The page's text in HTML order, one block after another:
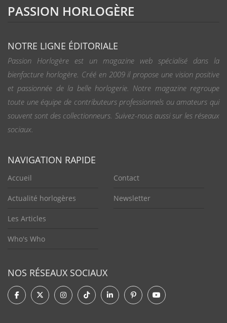
PASSION HORLOGÈRE
NOTRE LIGNE ÉDITORIALE
Passion Horlogère est un magazine web spécialisé dans la
bienfacture horlogère. Créé en 2009 il propose une vision positive
et passionnée de la belle horlogerie. Notre magazine regroupe
toute une équipe de contributeurs professionnels ou amateurs qui
souvent sont des collectionneurs. Suivez-nous aussi sur les réseaux
sociaux.
NAVIGATION RAPIDE
Accueil
Actualité horlogères
Les Articles
Who's Who
Contact
Newsletter
NOS RÉSEAUX SOCIAUX